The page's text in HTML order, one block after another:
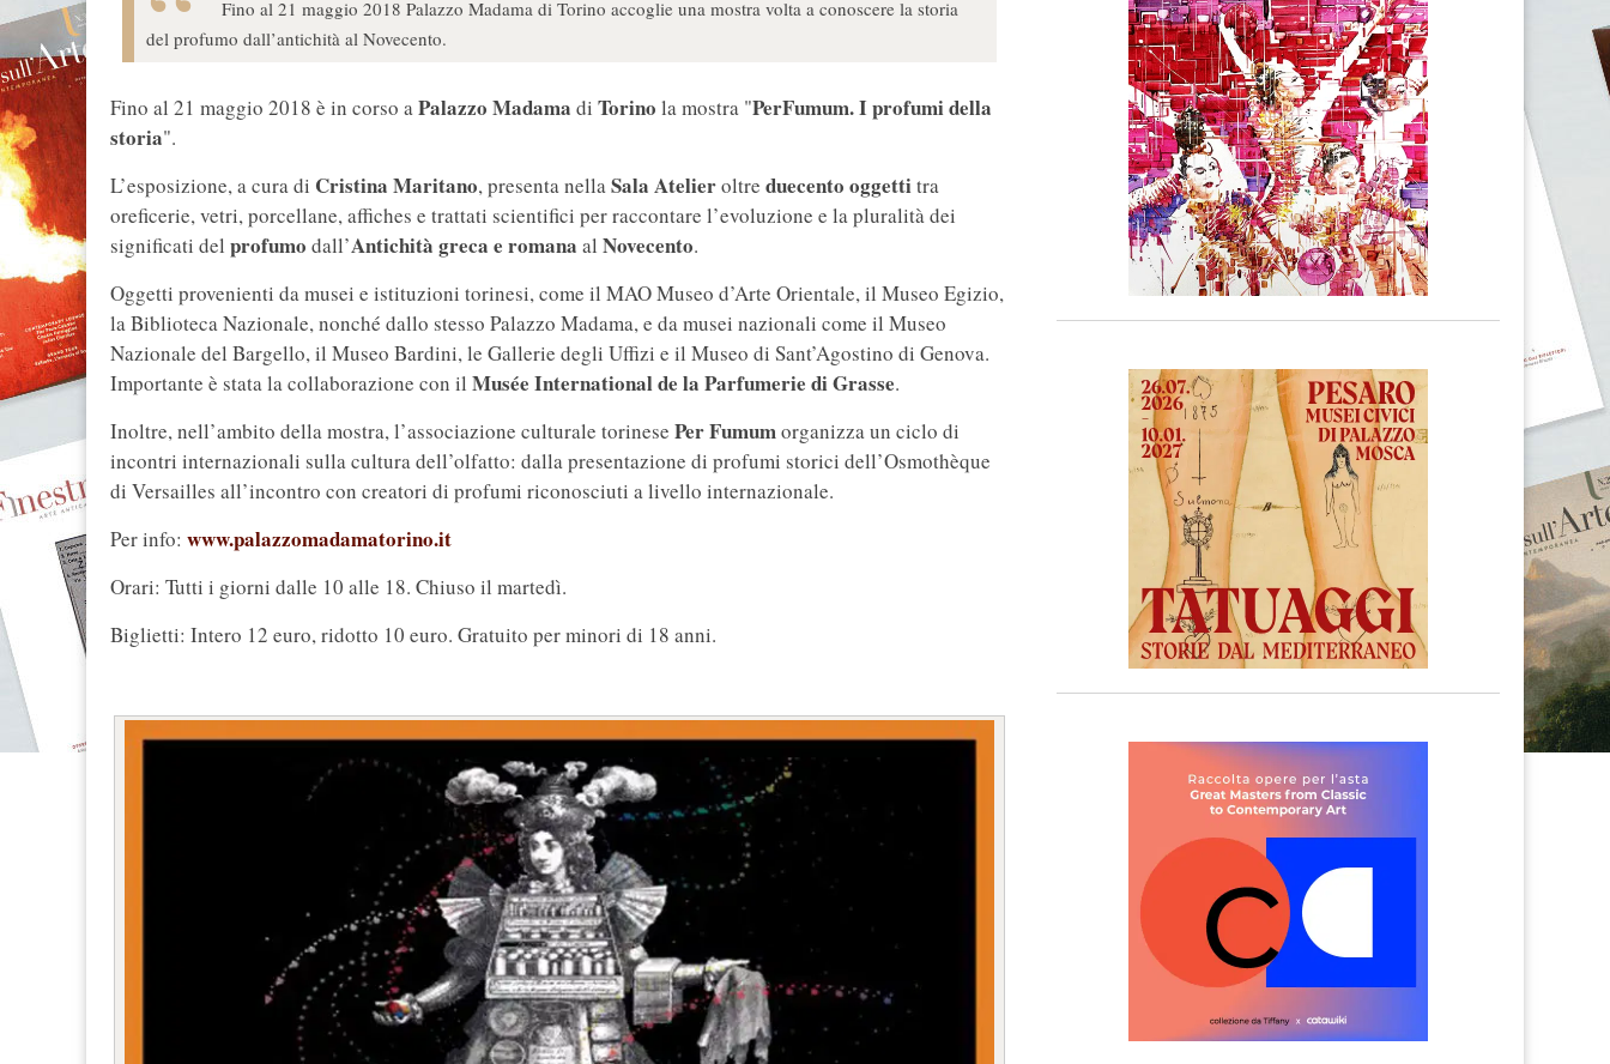
Fino al 21 maggio 2018 Palazzo Madama di Torino accoglie una mostra volta a conoscere la storia
del profumo dall’antichità al Novecento.
Fino al 21 maggio 2018 è in corso aPalazzo Madama di Torino la mostra "PerFumum. I profumi della
storia".
L’esposizione, a cura di Cristina Maritano, presenta nellaSala Atelieroltre duecento oggettitra
oreficerie, vetri, porcellane, affiches e trattati scientifici per raccontare l’evoluzione e la pluralità dei
significati del profumo dall’Antichità greca e romana al Novecento.
Oggetti provenienti da musei e istituzioni torinesi, come il MAO Museo d’Arte Orientale, il Museo Egizio,
la Biblioteca Nazionale, nonché dallo stesso Palazzo Madama, e da musei nazionali come il Museo
Nazionale del Bargello, il Museo Bardini, le Gallerie degli Uffizi e il Museo di Sant’Agostino di Genova.
Importante è stata la collaborazione con il Musée International de la Parfumerie di Grasse.
Inoltre, nell’ambito della mostra, l’associazione culturale torinese Per Fumumorganizza un ciclo di
incontri internazionali sulla cultura dell’olfatto: dalla presentazione di profumi storici dell’Osmothèque
di Versailles all’incontro con creatori di profumi riconosciuti a livello internazionale.
Per info: www.palazzomadamatorino.it
Orari: Tutti i giorni dalle 10 alle 18. Chiuso il martedì.
Biglietti: Intero 12 euro, ridotto 10 euro. Gratuito per minori di 18 anni.